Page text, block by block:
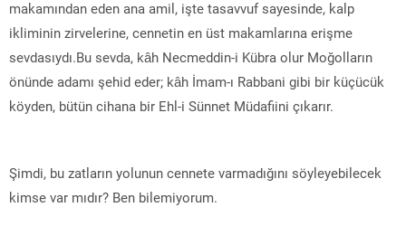
makamından eden ana amil, işte tasavvuf sayesinde, kalp
ikliminin zirvelerine, cennetin en üst makamlarına erişme
sevdasıydı.Bu sevda, kâh Necmeddin-i Kübra olur Moğolların
önünde adamı şehid eder; kâh İmam-ı Rabbani gibi bir küçücük
köyden, bütün cihana bir Ehl-i Sünnet Müdafiini çıkarır.
Şimdi, bu zatların yolunun cennete varmadığını söyleyebilecek
kimse var mıdır? Ben bilemiyorum.